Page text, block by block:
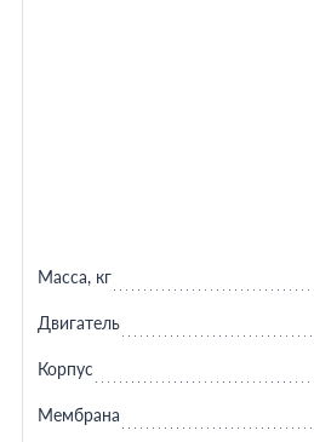
Масса, кг
Двигатель
Корпус
Мембрана